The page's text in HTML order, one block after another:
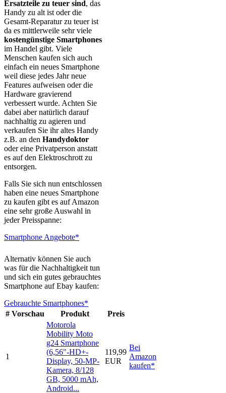
Ersatzteile zu teuer sind, das
Handy zu alt ist oder die
Gesamt-Reparatur zu teuer ist
da es mittlerweile sehr viele
kostengünstige Smartphones
im Handel gibt. Viele
Menschen kaufen sich auch
einfach ein neues Smartphone
weil diese jedes Jahr neue
Features aufweisen oder die
Hardware gravierend
verbessert wurde. Achten Sie
dabei aber natürlich darauf
nachhaltig zu agieren und
verkaufen Sie ihr altes Handy
z.B. an den Handydoktor
oder eine Privatperson anstatt
es auf den Elektroschrott zu
entsorgen.
Falls Sie sich nun entschlossen
haben eine neues Smartphone
zu kaufen gibt es auf Amazon
eine sehr große Auswahl in
jeder Preisspanne:
Smartphone Angebote*
Alternativ können Sie auch
was für die Nachhaltigkeit tun
und sich ein gutes gebrauchtes
Smartphone auf Ebay kaufen:
Gebrauchte Smartphones*
# Vorschau Produkt Preis
1
Motorola
Mobility Moto
g24 Smartphone
(6,56"-HD+-
Display, 50-MP-
Kamera, 8/128
GB, 5000 mAh,
Android...
119,99
EUR
Bei
Amazon
kaufen*